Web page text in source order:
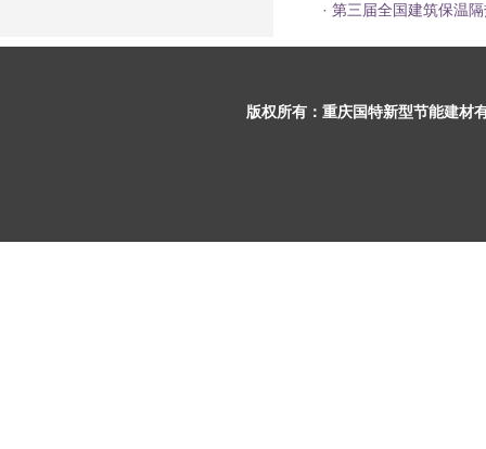
· 第三届全国建筑保温
版权所有： 重庆国特新型节能建材